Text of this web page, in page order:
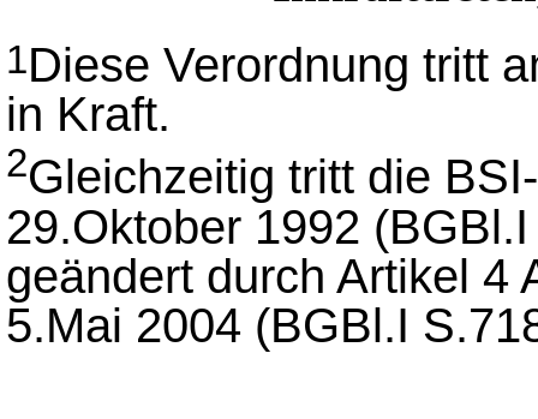
1Diese Verordnung tritt
in Kraft.
2Gleichzeitig tritt die
29.Oktober 1992
geändert durch Artikel 4
5.Mai 2004 (BGBl.I